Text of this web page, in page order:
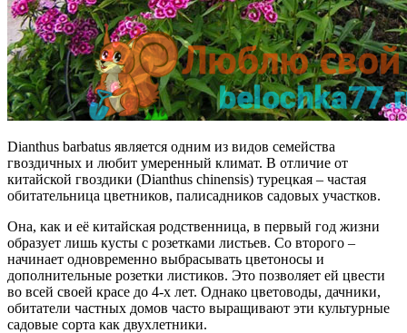
Dianthus barbatus является одним из видов семейства
гвоздичных и любит умеренный климат. В отличие от
китайской гвоздики (Dianthus chinensis) турецкая – частая
обитательница цветников, палисадников садовых участков.
Она, как и её китайская родственница, в первый год жизни
образует лишь кусты с розетками листьев. Со второго –
начинает одновременно выбрасывать цветоносы и
дополнительные розетки листиков. Это позволяет ей цвести
во всей своей красе до 4-х лет. Однако цветоводы, дачники,
обитатели частных домов часто выращивают эти культурные
садовые сорта как двухлетники.